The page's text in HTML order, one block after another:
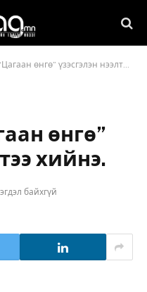
өнгө” үзэсгэлэн нээлтээ хийнэ.
өнгө”
хийнэ.
байхгүй